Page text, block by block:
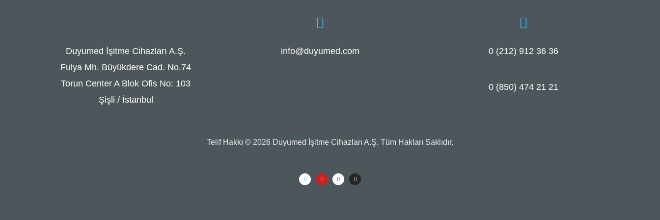
Duyumed İşitme Cihazları A.Ş.
Fulya Mh. Büyükdere Cad. No.74
Torun Center A Blok Ofis No: 103
Şişli / İstanbul
info@duyumed.com 0 (212) 912 36 36
0 (850) 474 21 21
Telif Hakkı © 2026 Duyumed İşitme Cihazları A.Ş. Tüm Hakları Saklıdır.